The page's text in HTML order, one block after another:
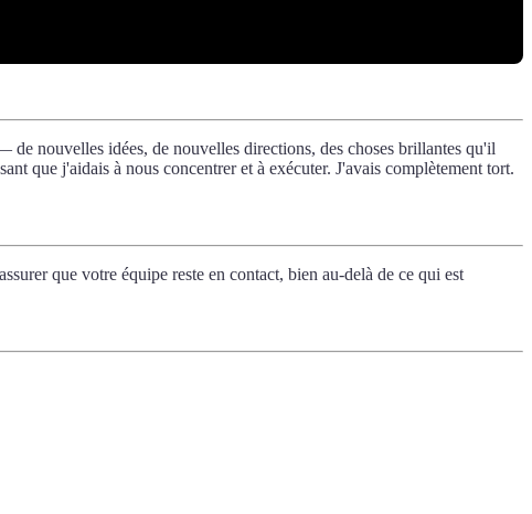
nouvelles idées, de nouvelles directions, des choses brillantes qu'il
que j'aidais à nous concentrer et à exécuter. J'avais complètement tort.
que votre équipe reste en contact, bien au-delà de ce qui est